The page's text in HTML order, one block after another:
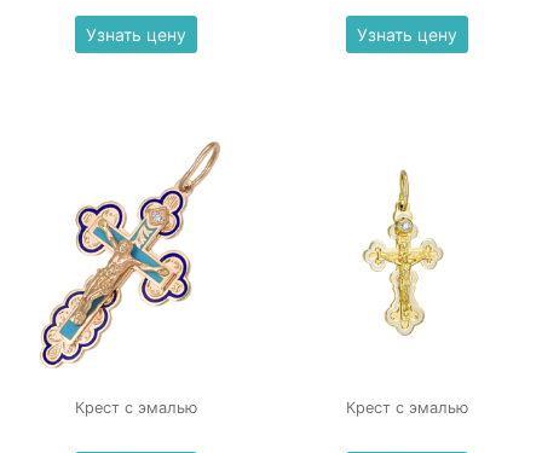
Узнать цену Узнать цену
Крест с эмалью Крест с эмалью